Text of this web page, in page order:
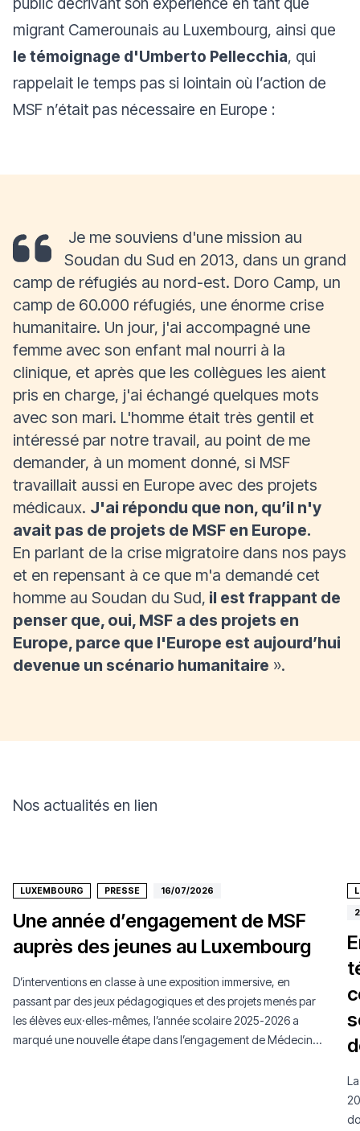
migrant Camerounais au Luxembourg, ainsi que
le témoignage d'Umberto Pellecchia, qui
rappelait le temps pas si lointain où l’action de
MSF n’était pas nécessaire en Europe :
Je me souviens d'une mission au
Soudan du Sud en 2013, dans un grand
camp de réfugiés au nord-est. Doro Camp, un
camp de 60.000 réfugiés, une énorme crise
humanitaire. Un jour, j'ai accompagné une
femme avec son enfant mal nourri à la
clinique, et après que les collègues les aient
pris en charge, j'ai échangé quelques mots
avec son mari. L'homme était très gentil et
intéressé par notre travail, au point de me
demander, à un moment donné, si MSF
travaillait aussi en Europe avec des projets
médicaux. J'ai répondu que non, qu’il n'y
avait pas de projets de MSF en Europe.
En parlant de la crise migratoire dans nos pays
et en repensant à ce que m'a demandé cet
homme au Soudan du Sud, il est frappant de
penser que, oui, MSF a des projets en
Europe, parce que l'Europe est aujourd’hui
devenue un scénario humanitaire ».
Nos actualités en lien
LUXEMBOURG PRESSE 16/07/2026
Une année d’engagement de MSF
auprès des jeunes au Luxembourg
D’interventions en classe à une exposition immersive, en
passant par des jeux pédagogiques et des projets menés par
les élèves eux·elles-mêmes, l’année scolaire 2025-2026 a
marqué une nouvelle étape dans l’engagement de Médecins